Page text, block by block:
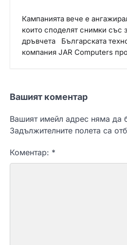
Кампанията вече е
които споделят снимки със
дръвчета Българската
компания JAR Computers
Вашият коментар
Вашият имейл адрес няма да
Задължителните полета са
Коментар: *